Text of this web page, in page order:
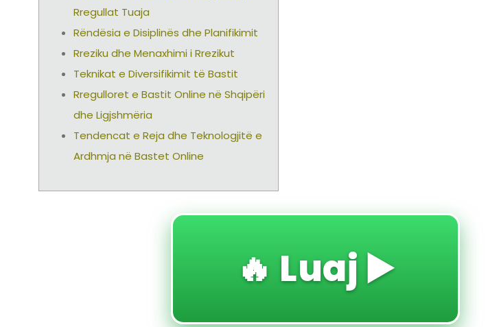
Rregullat Tuaja
Rëndësia e Disiplinës dhe Planifikimit
Rreziku dhe Menaxhimi i Rrezikut
Teknikat e Diversifikimit të Bastit
Rregulloret e Bastit Online në Shqipëri
dhe Ligjshmëria
Tendencat e Reja dhe Teknologjitë e
Ardhmja në Bastet Online
🔥 Luaj ▶️